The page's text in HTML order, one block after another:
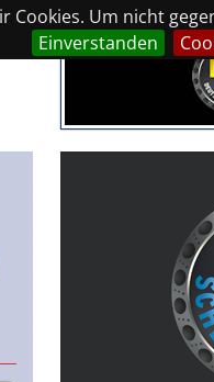
Um nicht
Einverstanden